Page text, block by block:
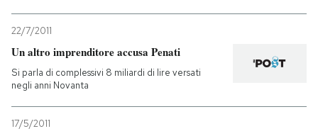
22/7/2011
Un altro imprenditore accusa Penati
Si parla di complessivi 8 miliardi di lire versati
negli anni Novanta
17/5/2011